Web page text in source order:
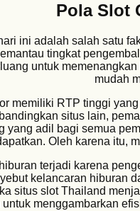
Pola Slot
ini adalah salah satu
tingkat
untuk
mudah
memiliki RTP tinggi
situs lain,
yang adil bagi semua
Oleh karena itu,
terjadi karena
kelancaran hiburan
situs slot Thailand
menggambarkan